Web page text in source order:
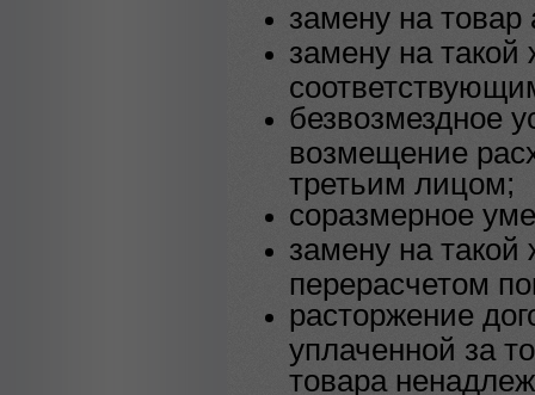
замену на товар
замену на такой
безвозмездное
возмещение
третьим лицом;
соразмерное
замену на
перерасчетом
расторжение
уплаченной за
товара